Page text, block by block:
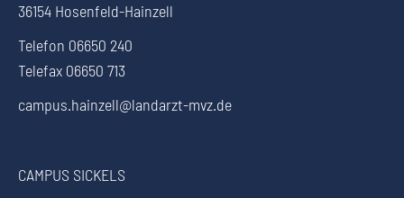
36154 Hosenfeld-Hainzell
Telefon 06650 240
Telefax 06650 713
campus.hainzell@landarzt-mvz.de
CAMPUS SICKELS